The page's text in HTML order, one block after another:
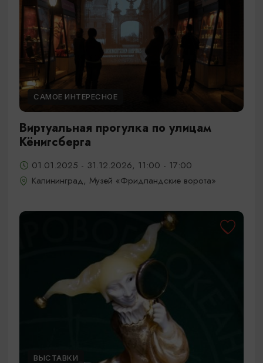
САМОЕ ИНТЕРЕСНОЕ
Виртуальная прогулка по улицам
Кёнигсберга
01.01.2025 - 31.12.2026, 11:00 - 17:00
Калининград, Музей «Фридландские ворота»
ВЫСТАВКИ